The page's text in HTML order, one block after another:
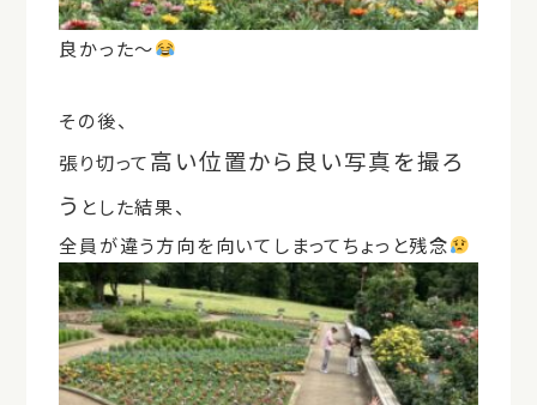
良かった～
その後、
張り切って高い位置から 良い写真を撮ろ
う とした結果、
全員が違う方向を向いてしまってちょっと残念